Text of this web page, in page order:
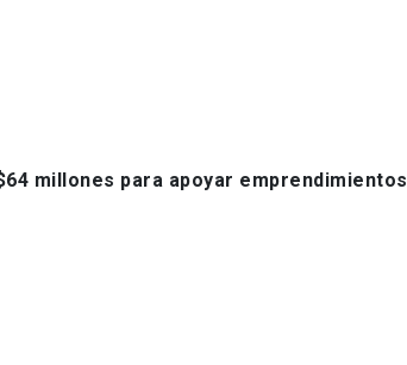
millones para apoyar emprendimientos